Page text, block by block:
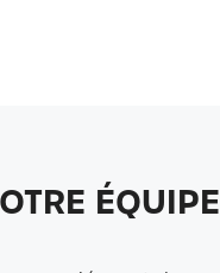
ÉQUIPE